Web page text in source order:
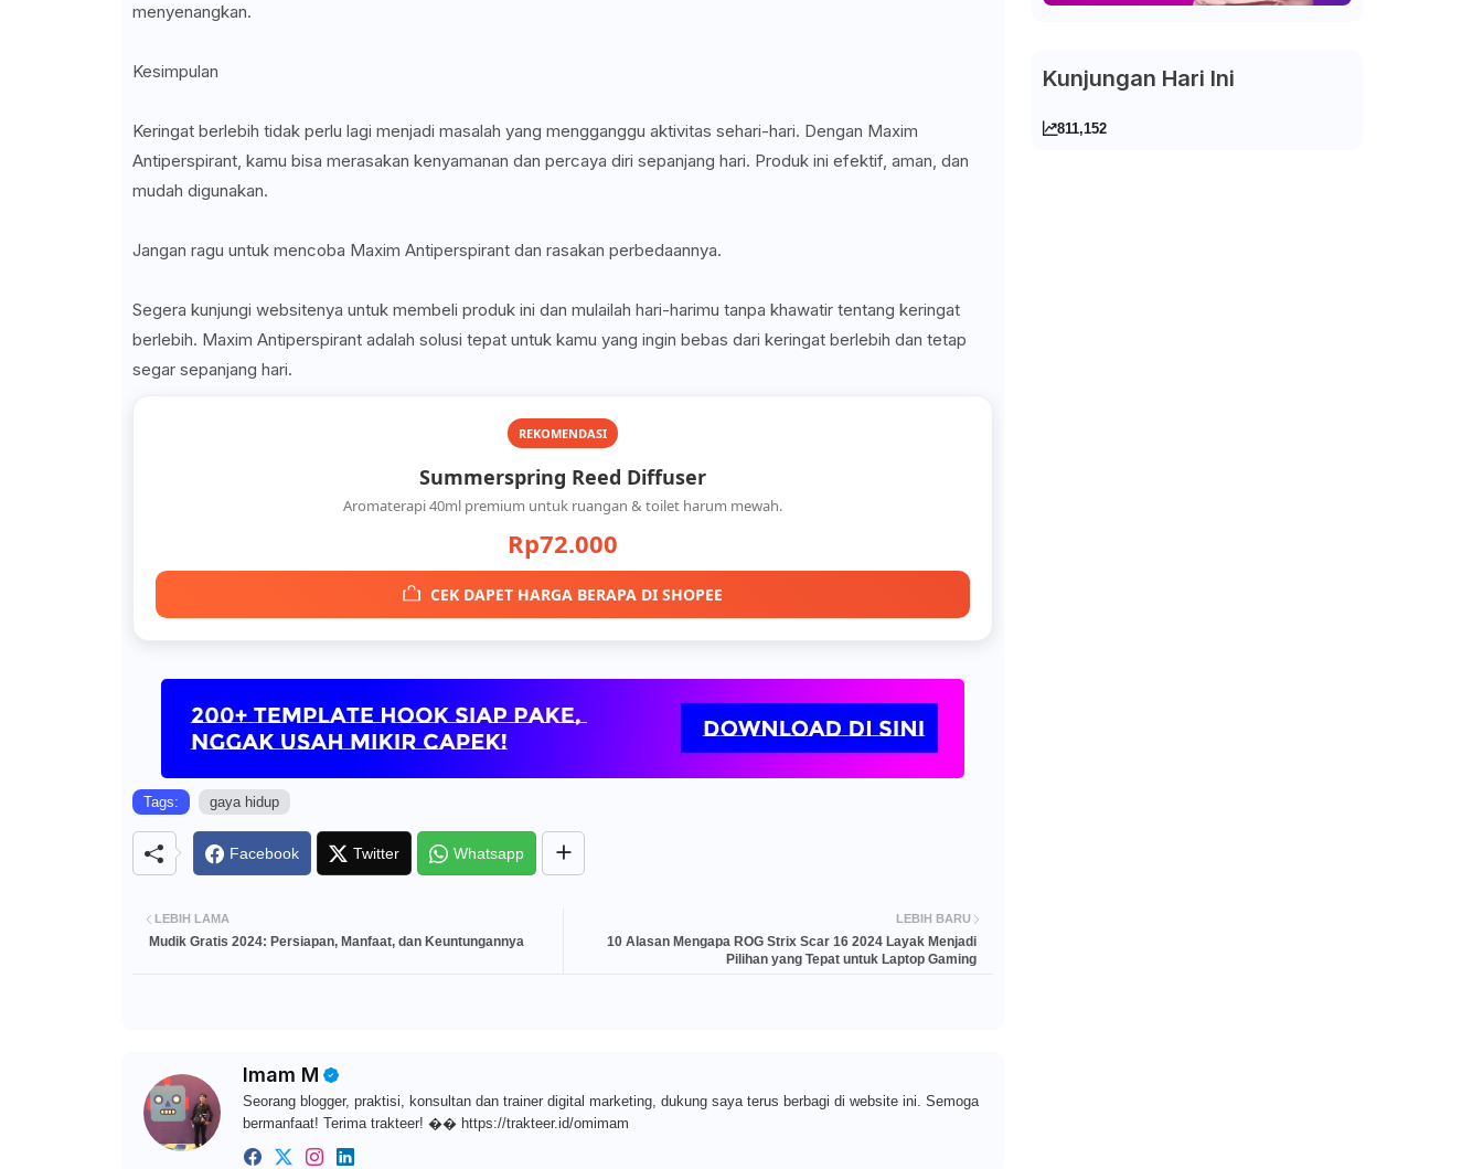
menyenangkan.
Kesimpulan
Keringat berlebih tidak perlu lagi menjadi masalah yang mengganggu aktivitas sehari-hari. Dengan Maxim
Antiperspirant, kamu bisa merasakan kenyamanan dan percaya diri sepanjang hari. Produk ini efektif, aman, dan
mudah digunakan.
Jangan ragu untuk mencoba Maxim Antiperspirant dan rasakan perbedaannya.
Segera kunjungi websitenya untuk membeli produk ini dan mulailah hari-harimu tanpa khawatir tentang keringat
berlebih. Maxim Antiperspirant adalah solusi tepat untuk kamu yang ingin bebas dari keringat berlebih dan tetap
segar sepanjang hari.
REKOMENDASI
Summerspring Reed Diffuser
Aromaterapi 40ml premium untuk ruangan & toilet harum mewah.
Rp72.000
CEK DAPET HARGA BERAPA DI SHOPEE
Tags: gaya hidup
Facebook Twitter Whatsapp
LEBIH BARU
10 Alasan Mengapa ROG Strix Scar 16 2024 Layak Menjadi
Pilihan yang Tepat untuk Laptop Gaming
LEBIH LAMA
Mudik Gratis 2024: Persiapan, Manfaat, dan Keuntungannya
Imam M
Seorang blogger, praktisi, konsultan dan trainer digital marketing, dukung saya terus berbagi di website ini. Semoga
bermanfaat! Terima trakteer! �� https://trakteer.id/omimam
Kunjungan Hari Ini
811,152